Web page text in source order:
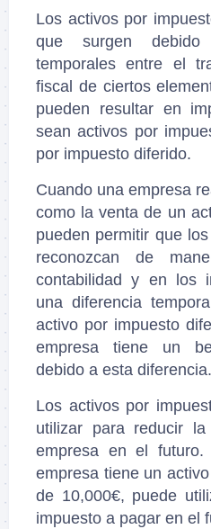
Los activos por
que surgen
temporales entre el
fiscal de ciertos
pueden resultar en
sean activos por
por impuesto diferido.
Cuando una empresa
como la venta de un
pueden permitir que
reconozcan de
contabilidad y en los
una diferencia
activo por impuesto
empresa tiene un
debido a esta diferencia.
Los activos por
utilizar para reducir
empresa en el
empresa tiene un
de 10,000€, puede
impuesto a pagar en el